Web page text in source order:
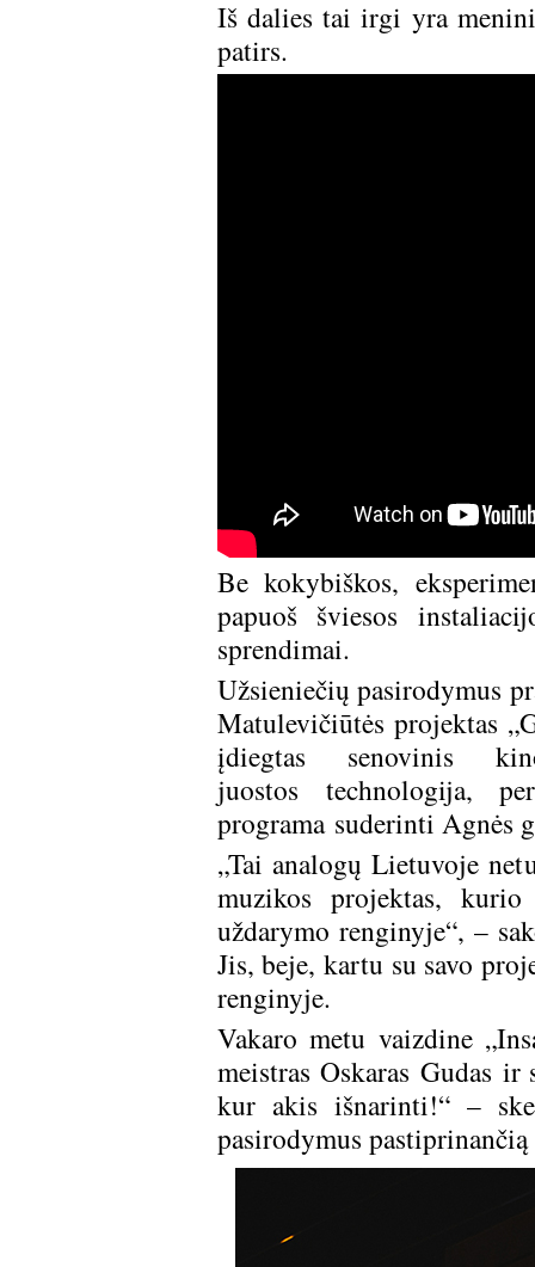
Iš dalies tai irgi yra
patirs.
Be kokybiškos,
papuoš šviesos
sprendimai.
Užsieniečių pasirodymus
Matulevičiūtės projektas
įdiegtas senovinis
juostos technologija,
programa suderinti Agnės
„Tai analogų Lietuvoje
muzikos projektas,
uždarymo renginyje“, –
Jis, beje, kartu su savo
renginyje.
Vakaro metu vaizdine
meistras Oskaras Gudas
kur akis išnarinti!“ –
pasirodymus